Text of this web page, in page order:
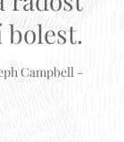
bolest.
Campbell -